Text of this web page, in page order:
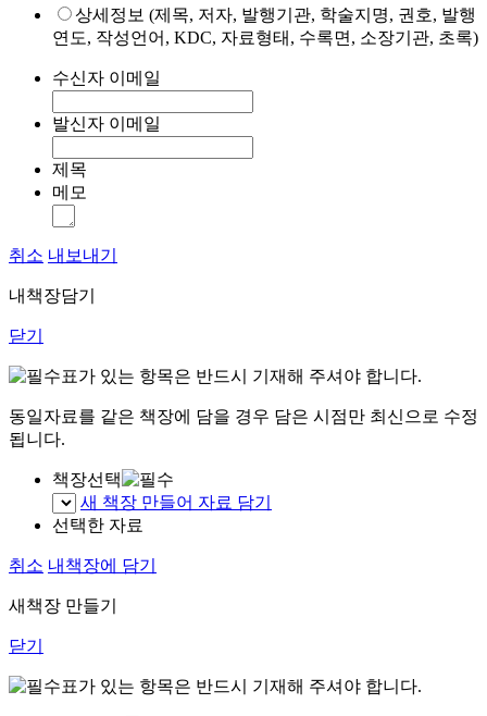
상세정보 (제목, 저자, 발행기관, 학술지명, 권호, 발행
연도, 작성언어, KDC, 자료형태, 수록면, 소장기관, 초록)
수신자 이메일
발신자 이메일
제목
메모
취소 내보내기
내책장담기
닫기
표가 있는 항목은 반드시 기재해 주셔야 합니다.
동일자료를 같은 책장에 담을 경우 담은 시점만 최신으로 수정
됩니다.
책장선택
새 책장 만들어 자료 담기
선택한 자료
취소 내책장에 담기
새책장 만들기
닫기
표가 있는 항목은 반드시 기재해 주셔야 합니다.